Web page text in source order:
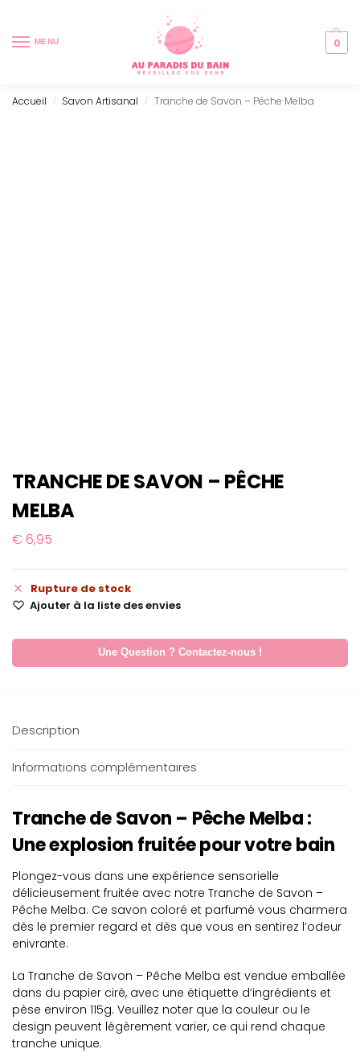
MENU 0
Accueil / Savon Artisanal / Tranche de Savon – Pêche Melba
TRANCHE DE SAVON – PÊCHE
MELBA
€ 6,95
Rupture de stock
Ajouter à la liste des envies
Une Question ? Contactez-nous !
Description
Informations complémentaires
Tranche de Savon – Pêche Melba :
Une explosion fruitée pour votre bain
Plongez-vous dans une expérience sensorielle
délicieusement fruitée avec notre Tranche de Savon –
Pêche Melba. Ce savon coloré et parfumé vous charmera
dès le premier regard et dès que vous en sentirez l’odeur
enivrante.
La Tranche de Savon – Pêche Melba est vendue emballée
dans du papier ciré, avec une étiquette d’ingrédients et
pèse environ 115g. Veuillez noter que la couleur ou le
design peuvent légèrement varier, ce qui rend chaque
tranche unique.